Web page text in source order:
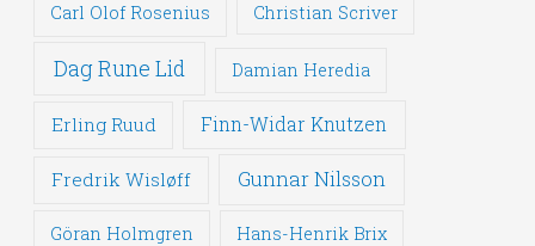
Carl Olof Rosenius Christian Scriver
Dag Rune Lid Damian Heredia
Erling Ruud Finn-Widar Knutzen
Fredrik Wisløff Gunnar Nilsson
Göran Holmgren Hans-Henrik Brix